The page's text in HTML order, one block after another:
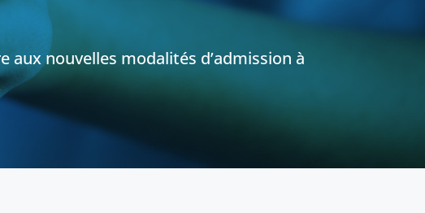
nouvelles modalités d’admission à